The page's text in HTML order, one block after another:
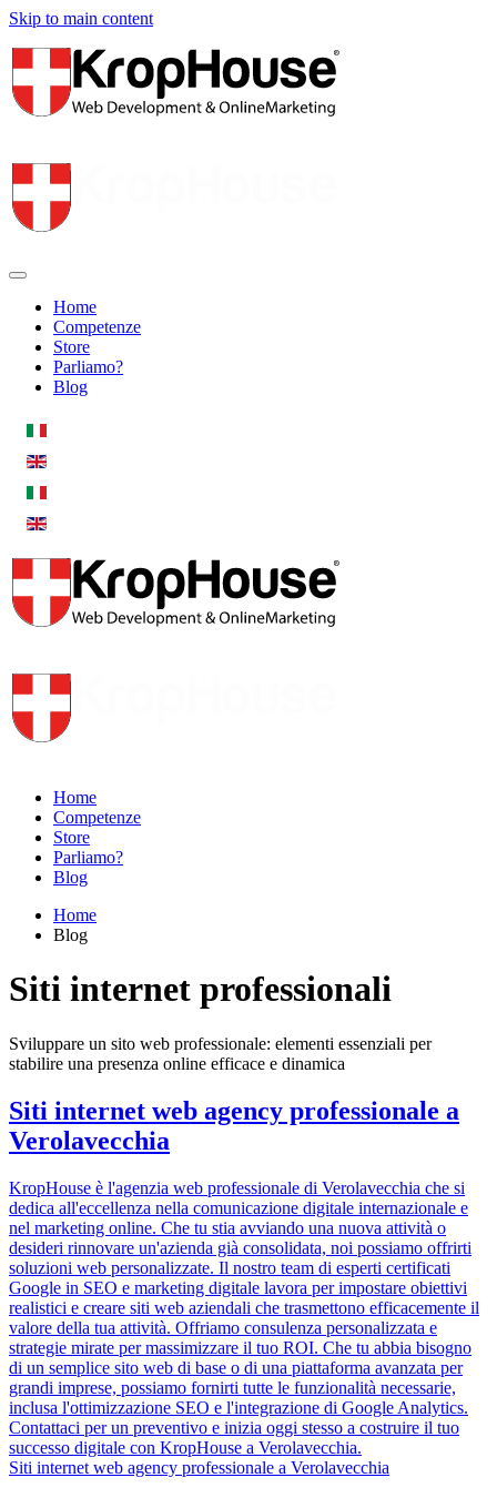
Skip to main content
Home
Competenze
Store
Parliamo?
Blog
Home
Competenze
Store
Parliamo?
Blog
Home
Blog
Siti internet professionali
Sviluppare un sito web professionale: elementi essenziali per
stabilire una presenza online efficace e dinamica
Siti internet web agency professionale a
Verolavecchia
KropHouse è l'agenzia web professionale di Verolavecchia che si
dedica all'eccellenza nella comunicazione digitale internazionale e
nel marketing online. Che tu stia avviando una nuova attività o
desideri rinnovare un'azienda già consolidata, noi possiamo offrirti
soluzioni web personalizzate. Il nostro team di esperti certificati
Google in SEO e marketing digitale lavora per impostare obiettivi
realistici e creare siti web aziendali che trasmettono efficacemente il
valore della tua attività. Offriamo consulenza personalizzata e
strategie mirate per massimizzare il tuo ROI. Che tu abbia bisogno
di un semplice sito web di base o di una piattaforma avanzata per
grandi imprese, possiamo fornirti tutte le funzionalità necessarie,
inclusa l'ottimizzazione SEO e l'integrazione di Google Analytics.
Contattaci per un preventivo e inizia oggi stesso a costruire il tuo
successo digitale con KropHouse a Verolavecchia.
Siti internet web agency professionale a Verolavecchia